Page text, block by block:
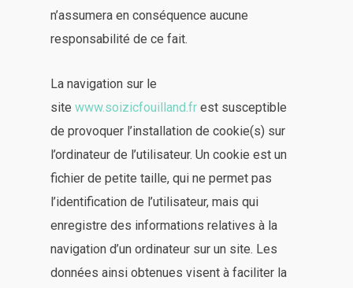
n’assumera en conséquence aucune
responsabilité de ce fait.
La navigation sur le
site www.soizicfouilland.fr est susceptible
de provoquer l’installation de cookie(s) sur
l’ordinateur de l’utilisateur. Un cookie est un
fichier de petite taille, qui ne permet pas
l’identification de l’utilisateur, mais qui
enregistre des informations relatives à la
navigation d’un ordinateur sur un site. Les
données ainsi obtenues visent à faciliter la